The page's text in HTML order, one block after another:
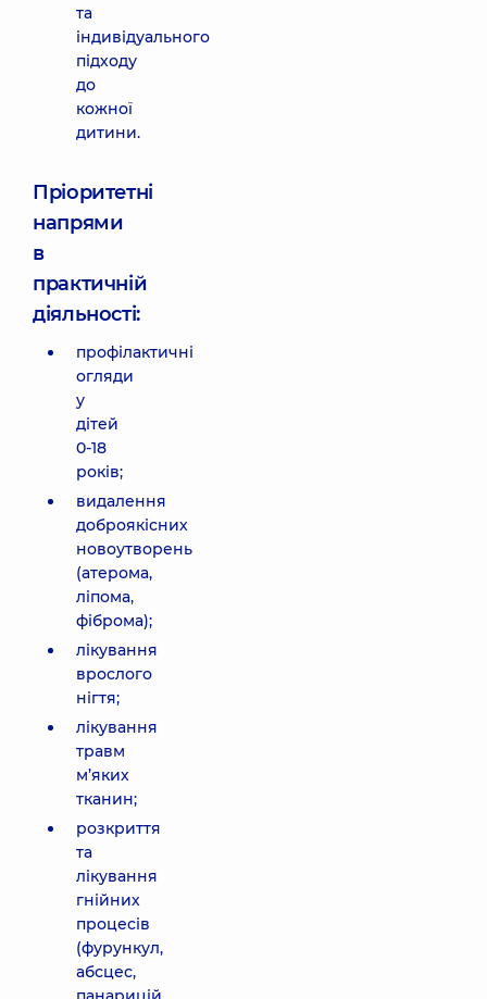
та
індивідуального
підходу
до
кожної
дитини.
Пріоритетні
напрями
в
практичній
діяльності:
профілактичні
огляди
у
дітей
0-18
років;
видалення
доброякісних
новоутворень
(атерома,
ліпома,
фіброма);
лікування
врослого
нігтя;
лікування
травм
м’яких
тканин;
розкриття
та
лікування
гнійних
процесів
(фурункул,
абсцес,